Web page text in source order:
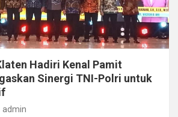
Hadiri Kenal Pamit
Sinergi TNI-Polri untuk
admin